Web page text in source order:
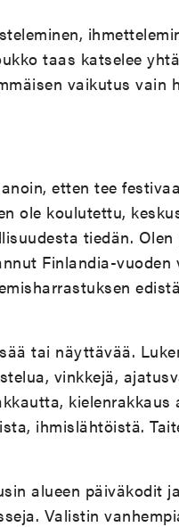
taas katselee
vaikutus vain
etten tee
ole koulutettu,
tiedän.
Finlandia-vuoden
tai näyttävää.
vinkkejä,
ihmislähtöistä.
alueen päiväkodit
Valistin